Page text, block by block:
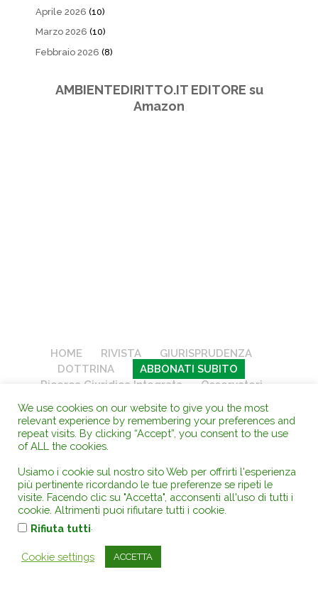
Aprile 2026 (10)
Marzo 2026 (10)
Febbraio 2026 (8)
AMBIENTEDIRITTO.IT EDITORE su
Amazon
HOME RIVISTA
GIURISPRUDENZA
DOTTRINA
ABBONATI SUBITO
Ricerca Giuridica Integrata
Osservatori
ARCHIVIO STORICO
AMBIENTEDIRITTO.it
Pubblico - Electronic Review Law Public - Pubblicazione quotidiana
in formato elettronico - ISSN 1974-9562 -Copyright AD
-AMBIENTEDIRITTO - EDITORE- (Prefisso Editore ISBN 978-88-3360)
- Direttore Responsabile, Proprietario ed Editore: Fulvio Conti Guglia
- C.F.: CNTFLV64H26L308W -
Via Filangeri, 19 - 98078 Tortorici ME -
182841- Tel +39-376.2482 zero sette quattro - Fax digitale +39
We use cookies on our website to give you the most
relevant experience by remembering your preferences and
repeat visits. By clicking “Accept”, you consent to the use
of ALL the cookies.
Usiamo i cookie sul nostro sito Web per offrirti l'esperienza
più pertinente ricordando le tue preferenze se ripeti le
visite. Facendo clic su "Accetta", acconsenti all'uso di tutti i
cookie. Altrimenti puoi rifiutare tutti i cookie.
Rifiuta tutti
Cookie settings ACCETTA